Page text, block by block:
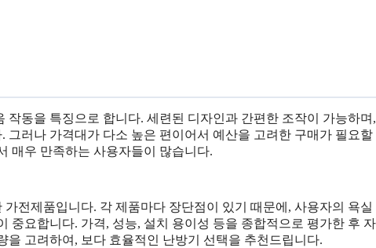
작동을 특징으로 합니다. 세련된 디자인과 간편한 조작이 가능하며
러나 가격대가 다소 높은 편이어서 예산을 고려한 구매가 필요할
매우 만족하는 사용자들이 많습니다.
전제품입니다. 각 제품마다 장단점이 있기 때문에, 사용자의 욕실
중요합니다. 가격, 성능, 설치 용이성 등을 종합적으로 평가한 후 자
고려하여, 보다 효율적인 난방기 선택을 추천드립니다.